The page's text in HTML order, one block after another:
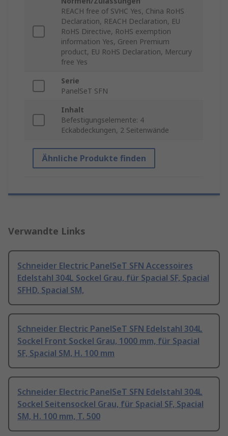
REACH free of SVHC Yes, China RoHS
Declaration, REACH Declaration, EU
RoHS Directive, RoHS exemption
information Yes, Green Premium
product, EU RoHS Declaration, Mercury
free Yes
Serie
PanelSeT SFN
Inhalt
Befestigungselemente: 4
Eckabdeckungen, 2 Seitenwände
Ähnliche Produkte finden
Verwandte Links
Schneider Electric PanelSeT SFN Accessoires
Edelstahl 304L Sockel Grau, für Spacial SF, Spacial
SFHD, Spacial SM,
Schneider Electric PanelSeT SFN Edelstahl 304L
Sockel Front Sockel Grau, 1000 mm, für Spacial
SF, Spacial SM, H. 100 mm
Schneider Electric PanelSeT SFN Edelstahl 304L
Sockel Seitensockel Grau, für Spacial SF, Spacial
SM, H. 100 mm, T. 500